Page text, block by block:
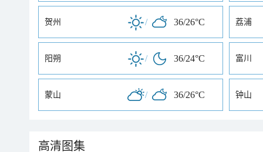
贺州 / 36/26°C 荔浦
阳朔 / 36/24°C 富川
蒙山 / 36/26°C 钟山
高清图集